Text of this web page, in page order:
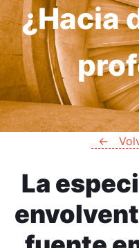
¿Hacia
←
La